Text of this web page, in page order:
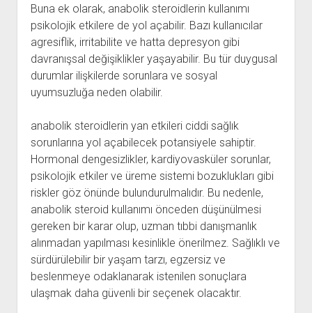
Buna ek olarak, anabolik steroidlerin kullanımı
psikolojik etkilere de yol açabilir. Bazı kullanıcılar
agresiflik, irritabilite ve hatta depresyon gibi
davranışsal değişiklikler yaşayabilir. Bu tür duygusal
durumlar ilişkilerde sorunlara ve sosyal
uyumsuzluğa neden olabilir.
anabolik steroidlerin yan etkileri ciddi sağlık
sorunlarına yol açabilecek potansiyele sahiptir.
Hormonal dengesizlikler, kardiyovasküler sorunlar,
psikolojik etkiler ve üreme sistemi bozuklukları gibi
riskler göz önünde bulundurulmalıdır. Bu nedenle,
anabolik steroid kullanımı önceden düşünülmesi
gereken bir karar olup, uzman tıbbi danışmanlık
alınmadan yapılması kesinlikle önerilmez. Sağlıklı ve
sürdürülebilir bir yaşam tarzı, egzersiz ve
beslenmeye odaklanarak istenilen sonuçlara
ulaşmak daha güvenli bir seçenek olacaktır.